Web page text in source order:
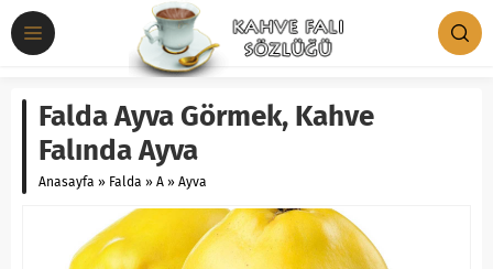
Falda Ayva Görmek, Kahve
Falında Ayva
Anasayfa » Falda » A » Ayva